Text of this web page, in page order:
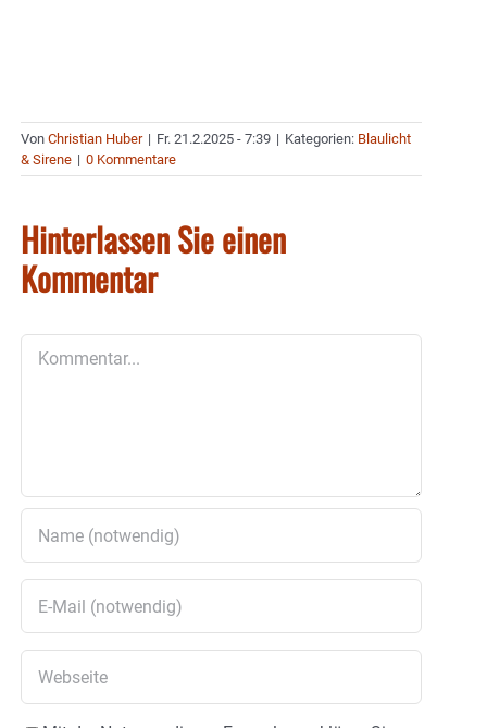
Von Christian Huber | Fr. 21.2.2025 - 7:39 | Kategorien: Blaulicht
& Sirene | 0 Kommentare
Hinterlassen Sie einen
Kommentar